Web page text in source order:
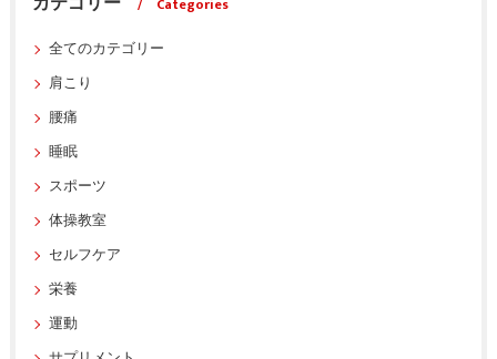
Categories
全てのカテゴリー
肩こり
腰痛
睡眠
スポーツ
体操教室
セルフケア
栄養
運動